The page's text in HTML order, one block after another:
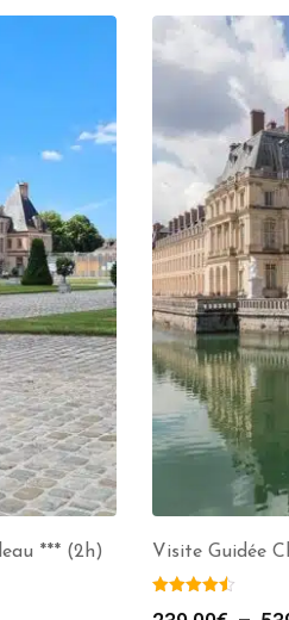
*** (2h) Visite Guidée